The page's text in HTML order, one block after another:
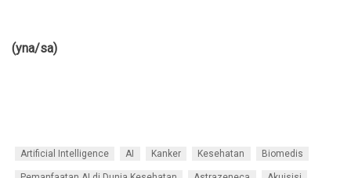
(yna/sa)
Artificial Intelligence AI Kanker Kesehatan Biomedis